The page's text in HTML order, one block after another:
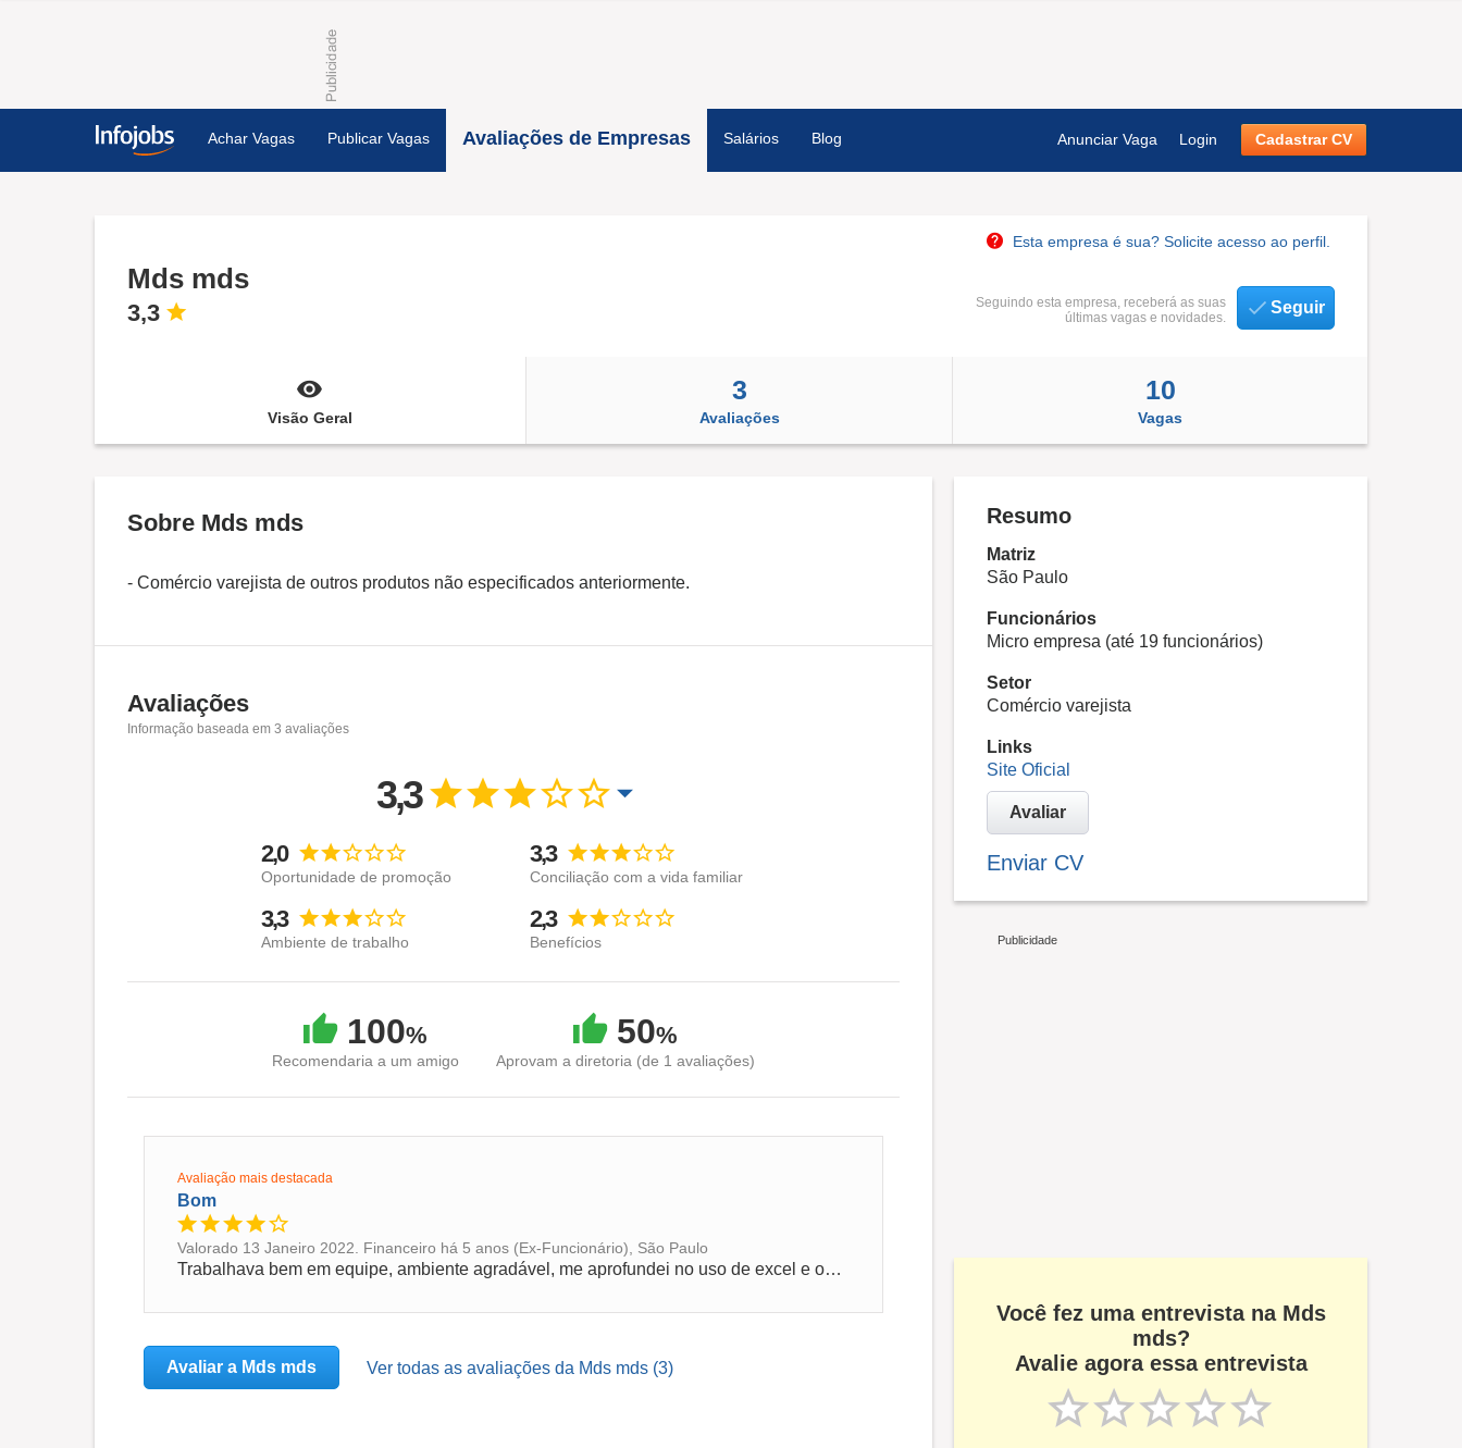
Achar Vagas Publicar Vagas Avaliações de Empresas Salários Blog Anunciar Vaga Login Cadastrar CV
Esta empresa é sua? Solicite acesso ao perfil.
Mds mds
3,3
Seguindo esta empresa, receberá as suas
últimas vagas e novidades.
Seguir
Visão Geral
3
Avaliações
10
Vagas
Sobre Mds mds
- Comércio varejista de outros produtos não especificados anteriormente.
Avaliações
Informação baseada em 3 avaliações
3,3
2,0
Oportunidade de promoção
3,3
Conciliação com a vida familiar
3,3
Ambiente de trabalho
2,3
Benefícios
100%
Recomendaria a um amigo
50%
Aprovam a diretoria (de 1 avaliações)
Avaliação mais destacada
Bom
Valorado 13 Janeiro 2022. Financeiro há 5 anos (Ex-Funcionário), São Paulo
Trabalhava bem em equipe, ambiente agradável, me aprofundei no uso de excel e outlook, organização de estoque, entrada e saida de notas, con...
Avaliar a Mds mds Ver todas as avaliações da Mds mds (3)
Resumo
Matriz
São Paulo
Funcionários
Micro empresa (até 19 funcionários)
Setor
Comércio varejista
Links
Site Oficial
Avaliar
Enviar CV
Você fez uma entrevista na Mds
mds?
Avalie agora essa entrevista